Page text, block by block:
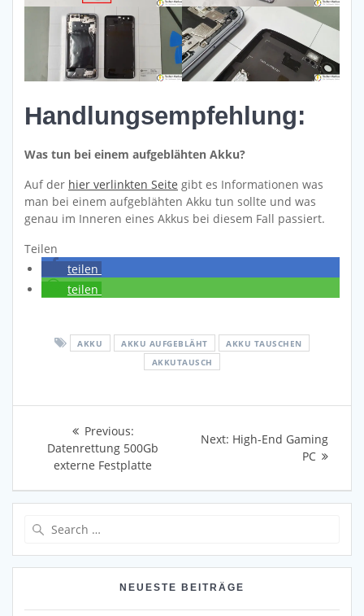
Handlungsempfehlung:
Was tun bei einem aufgeblähten Akku?
Auf der hier verlinkten Seite gibt es Informationen was
man bei einem aufgeblähten Akku tun sollte und was
genau im Inneren eines Akkus bei diesem Fall passiert.
Teilen
teilen
teilen
AKKU AKKU AUFGEBLÄHT
AKKU TAUSCHEN
AKKUTAUSCH
Beitragsnavigation
Previous:Previous
post:
Datenrettung 500Gb
externe Festplatte
Next: Next
High-End Gaming
PC
NEUESTE BEITRÄGE